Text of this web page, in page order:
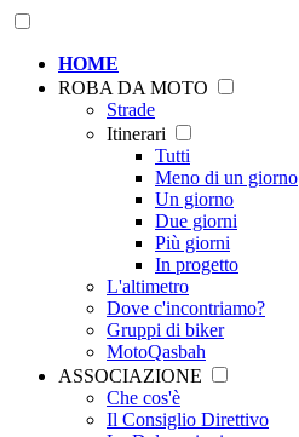
HOME
ROBA DA MOTO
Strade
Itinerari
Tutti
Meno di un giorno
Un giorno
Due giorni
Più giorni
In progetto
L'altimetro
Dove c'incontriamo?
Gruppi di biker
MotoQasbah
ASSOCIAZIONE
Che cos'è
Il Consiglio Direttivo